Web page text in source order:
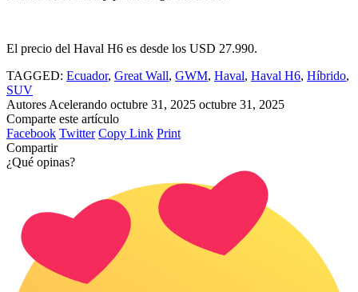
El precio del Haval H6 es desde los USD 27.990.
TAGGED: Ecuador, Great Wall, GWM, Haval, Haval H6, Híbrido,
SUV
Autores Acelerando octubre 31, 2025 octubre 31, 2025
Comparte este artículo
Facebook Twitter Copy Link Print
Compartir
¿Qué opinas?